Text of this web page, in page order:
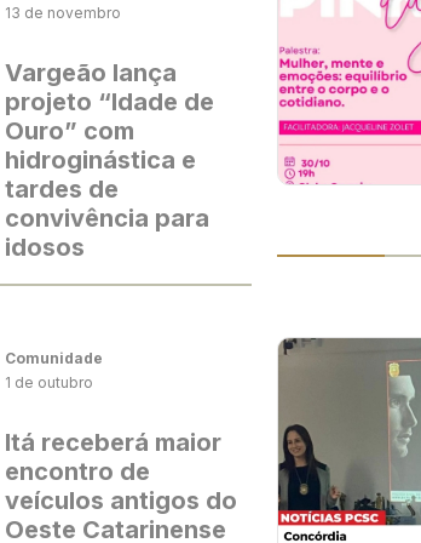
13 de novembro
Vargeão lança
projeto “Idade de
Ouro” com
hidroginástica e
tardes de
convivência para
idosos
Comunidade
1 de outubro
Itá receberá maior
encontro de
veículos antigos do
Oeste Catarinense